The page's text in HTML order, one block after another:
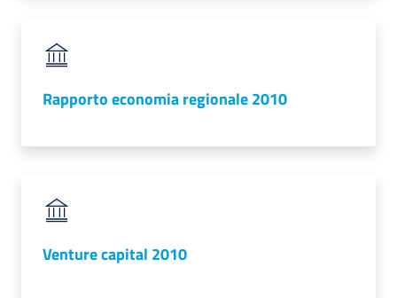
Rapporto economia regionale 2010
Venture capital 2010